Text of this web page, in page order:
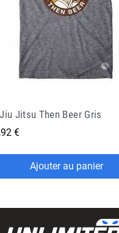
Jitsu Then Beer Gris
€
Ajouter au panier